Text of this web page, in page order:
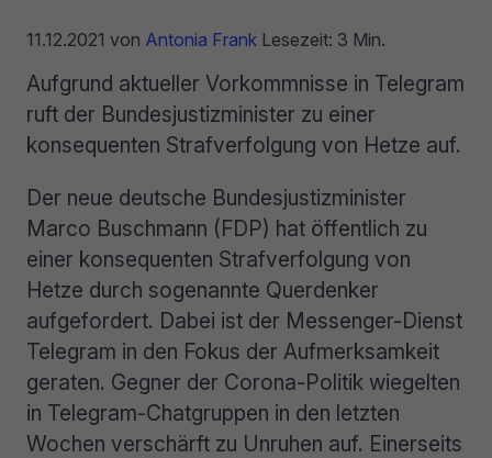
11.12.2021 von Antonia Frank Lesezeit: 3 Min.
Aufgrund aktueller Vorkommnisse in Telegram
ruft der Bundesjustizminister zu einer
konsequenten Strafverfolgung von Hetze auf.
Der neue deutsche Bundesjustizminister
Marco Buschmann (FDP) hat öffentlich zu
einer konsequenten Strafverfolgung von
Hetze durch sogenannte Querdenker
aufgefordert. Dabei ist der Messenger-Dienst
Telegram in den Fokus der Aufmerksamkeit
geraten. Gegner der Corona-Politik wiegelten
in Telegram-Chatgruppen in den letzten
Wochen verschärft zu Unruhen auf. Einerseits